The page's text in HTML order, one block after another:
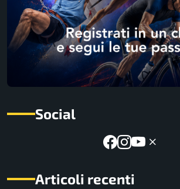
Social
Articoli recenti